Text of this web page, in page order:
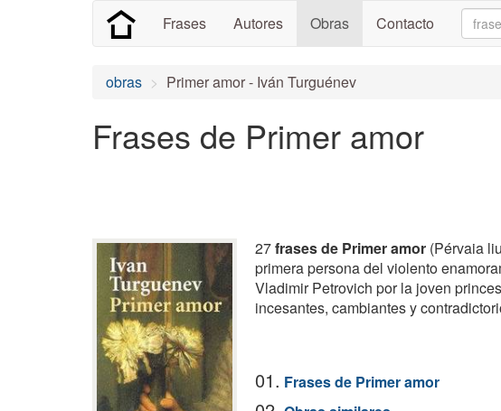
Frases Autores Obras Contacto
obras Primer amor - Iván Turguénev
Frases de Primer amor
27frases de Primer amor (Pérvaia
primera persona del violento
Vladimir Petrovich por la joven
incesantes, cambiantes y
01. Frases de Primer amor